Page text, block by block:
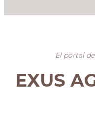
El portal
EXUS